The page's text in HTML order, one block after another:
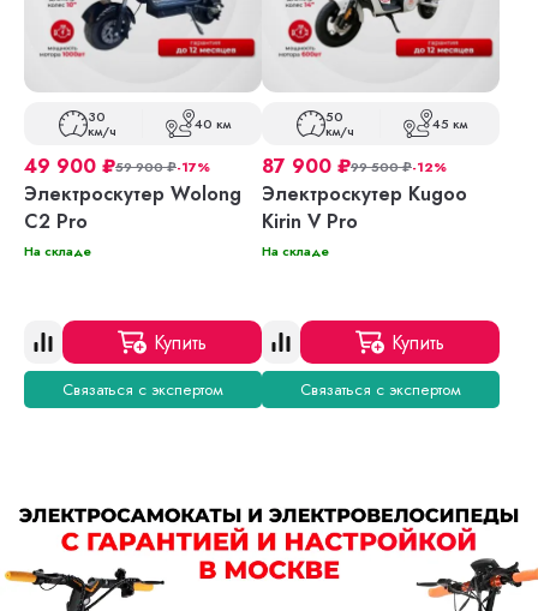
30
км/ч 40 км
49 900 ₽59 900₽-17%
Электроскутер Wolong
C2 Pro
На складе
Купить
Связаться с экспертом
50
км/ч 45 км
87 900 ₽99 500₽-12%
Электроскутер Kugoo
Kirin V Pro
На складе
Купить
Связаться с экспертом